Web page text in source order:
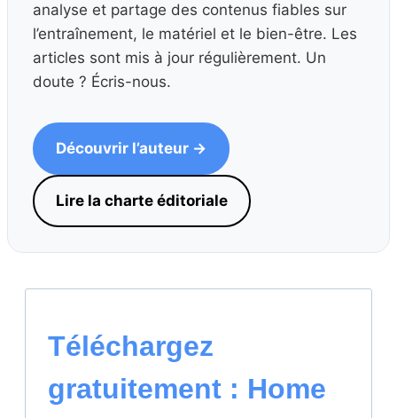
analyse et partage des contenus fiables sur
l’entraînement, le matériel et le bien-être. Les
articles sont mis à jour régulièrement. Un
doute ? Écris-nous.
Découvrir l’auteur →
Lire la charte éditoriale